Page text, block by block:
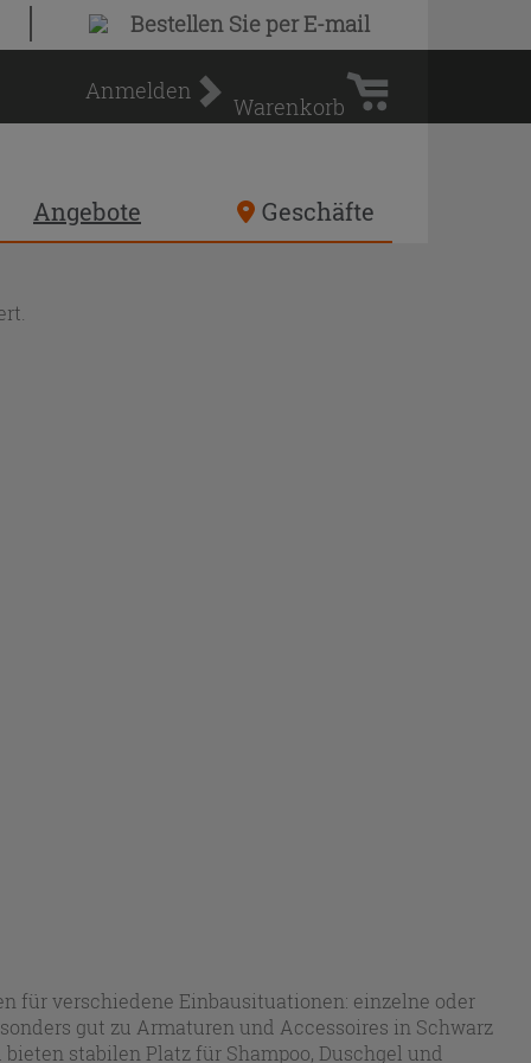
Bestellen Sieper E-mail
Anmelden
Warenkorb
Warenkorb
Angebote Geschäfte
für verschiedene Einbausituationen: einzelne oder
gut zu Armaturen und Accessoires in Schwarz
stabilen Platz für Shampoo, Duschgel und